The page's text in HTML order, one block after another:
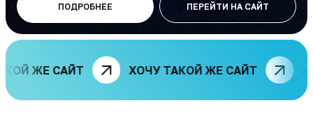
ПОДРОБНЕЕ ПЕРЕЙТИ НА САЙТ
ЖЕ САЙТ ХОЧУ ТАКОЙ ЖЕ САЙТ